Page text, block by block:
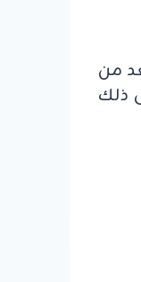
من
ذلك